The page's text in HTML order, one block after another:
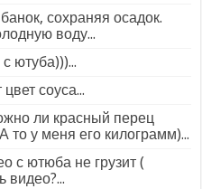
сохраняя осадок.
воду...
ютуба)))...
соуса...
ли красный перец
то у меня его килограмм)...
с ютюба не грузит (
видео?...